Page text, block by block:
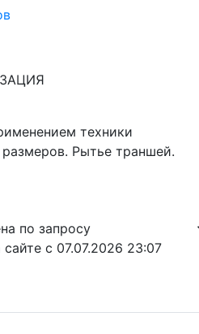
техники
Рытье траншей.
по запросу
сайте с 07.07.2026 23:07